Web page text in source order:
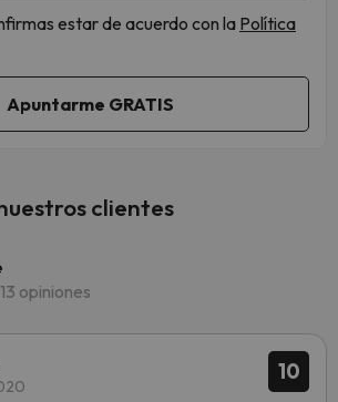
estar de acuerdo con la Política
clientes
opiniones
10